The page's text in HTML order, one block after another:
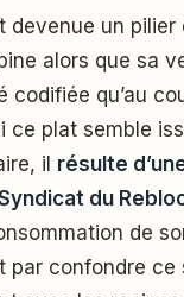
devenue un pilier
alors que sa
codifiée qu’au
ce plat semble
il résulte
du
de
par confondre ce